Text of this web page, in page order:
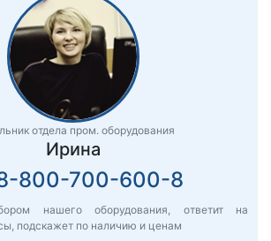
отдела пром. оборудования
Ирина
800-700-600-8
нашего оборудования, ответит на
подскажет по наличию и ценам